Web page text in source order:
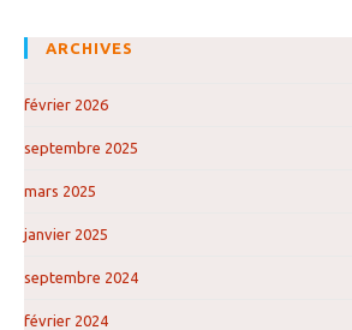
ARCHIVES
février 2026
septembre 2025
mars 2025
janvier 2025
septembre 2024
février 2024